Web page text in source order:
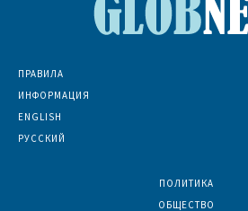
ПРАВИЛА
ИНФОРМАЦИЯ
ENGLISH
РУССКИЙ
ПОЛИТИКА
ОБЩЕСТВО